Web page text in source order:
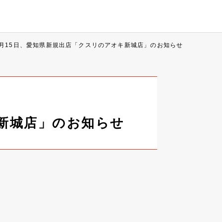
15日、愛知県新規出店「クスリのアオキ新城店」のお知らせ
城店」のお知らせ